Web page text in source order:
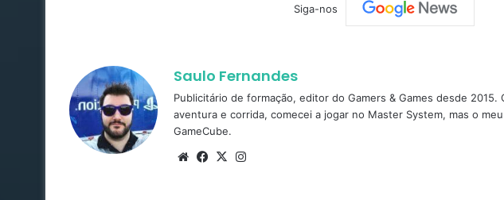
Siga-nos
Saulo Fernandes
Publicitário de formação, editor do Gamers & Games desde
aventura e corrida, comecei a jogar no Master System, mas o
GameCube.
WebsiteFacebook
X